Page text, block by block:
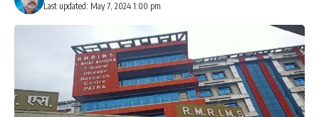
Last updated: May 7, 2024 1:00 pm